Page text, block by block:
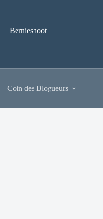
Bernieshoot
Coin des Blogueurs